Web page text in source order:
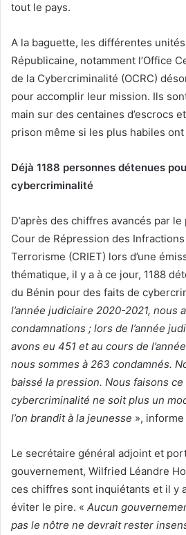
tout le pays.
A la baguette, les différentes
Républicaine, notamment l’Office
de la Cybercriminalité (OCRC)
pour accomplir leur mission. Ils
main sur des centaines d’escrocs
prison même si les plus habiles ont
Déjà 1188 personnes détenues
cybercriminalité
D’après des chiffres avancés par
Cour de Répression des
Terrorisme (CRIET) lors d’une
thématique, il y a à ce jour, 1188
du Bénin pour des faits de
l’année judiciaire 2020-2021, nous
condamnations ; lors de l’année
avons eu 451 et au cours de
nous sommes à 263 condamnés.
baissé la pression. Nous faisons ce
cybercriminalité ne soit plus un
l’on brandit à la jeunesse »,
Le secrétaire général adjoint et
gouvernement, Wilfried Léandre
ces chiffres sont inquiétants et il y
éviter le pire. « Aucun
pas le nôtre ne devrait rester